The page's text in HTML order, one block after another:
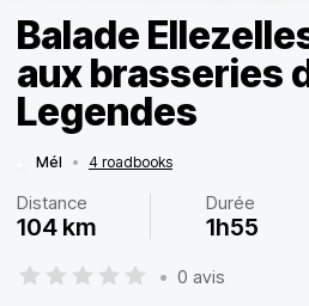
Balade
aux brasseries
Legendes
Mél • 4 roadbooks
Distance
104 km
Durée
1h55
• 0 avis